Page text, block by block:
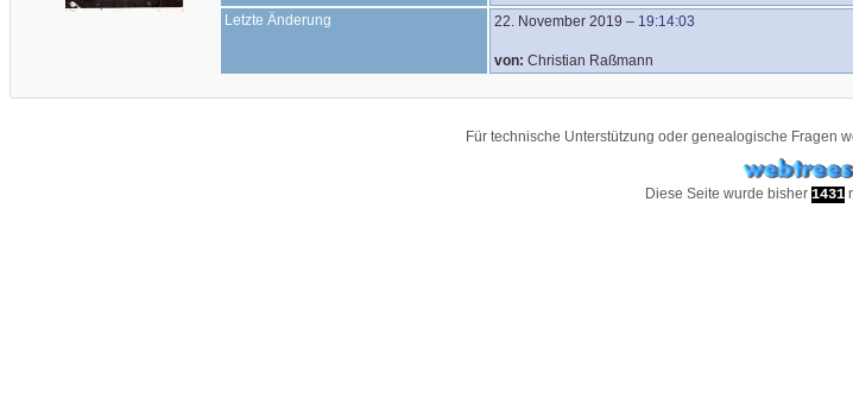
Letzte Änderung 22. November 2019 – 19:14:03
von: Christian Raßmann
Für technische Unterstützung oder genealogische Fragen
Diese Seite wurde bisher 1431